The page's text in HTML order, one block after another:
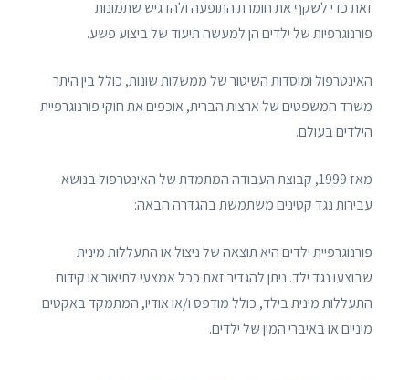
זאת כדי לשקף את חומרת התופעה ולהדגיש שתמונות
פורנוגרפיות של ילדים הן למעשה תיעוד של ביצוע פשע.
האינטרפול ומוסדות השיטור של ממשלות שונות, כולל בין היתר
משרד המשפטים של ארצות הברית, אוכפים את חוקי פורנוגרפיית
הילדים בעולם.
מאז 1999, קבוצת העבודה המתמדת של האינטרפול בנושא
עבירות נגד קטינים משתמשת בהגדרה הבאה:
פורנוגרפיית ילדים היא תוצאה של ניצול או התעללות מינית
שבוצעו נגד ילד. ניתן להגדיר זאת ככל אמצעי לתיאור או קידום
התעללות מינית בילד, כולל מודפס ו/או אודיו, המתמקד באקטים
מיניים או באיברי המין של ילדים.